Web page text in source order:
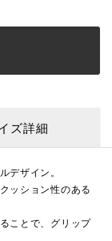
ズ詳細
デザイン。
ッション性のある
ことで、グリップ